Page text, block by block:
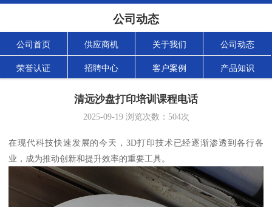
公司动态
公司首页 供应商机 关于我们 公司动态
荣誉认证 招聘中心 客户案例 产品知识
清远沙盘打印培训课程电话
2025-09-19浏览次数： 504次
在现代科技快速发展的今天，3D打印技术已经逐渐渗透到各行各
业，成为推动创新和提升效率的重要工具。